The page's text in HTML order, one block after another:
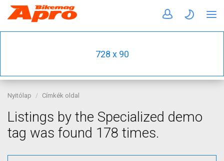
728 x 90
Nyitólap Címkék oldal
Listings by the Specialized demo
tag was found 178 times.